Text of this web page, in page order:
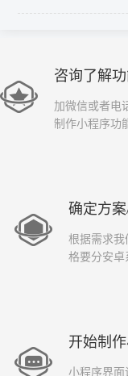
咨询了解
加微信或者电
制作小程序功
确定方
根据需求我
格要分安卓
开始制
小程序界面